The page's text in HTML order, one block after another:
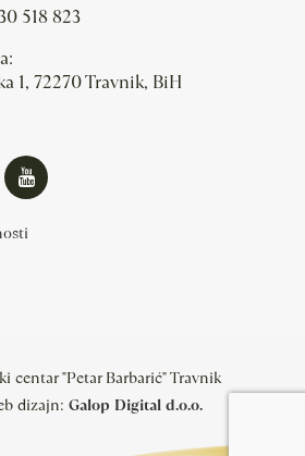
518 823
1, 72270 Travnik, BiH
centar "Petar Barbarić" Travnik
dizajn: Galop Digital d.o.o.